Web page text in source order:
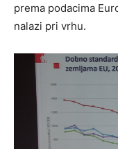
prema podacima
nalazi pri vrhu.